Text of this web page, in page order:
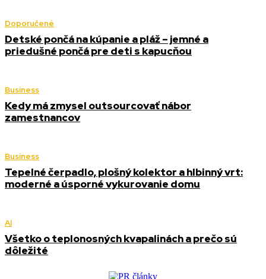
Doporučené
Detské pončá na kúpanie a pláž – jemné a
priedušné pončá pre deti s kapucňou
Business
Kedy má zmysel outsourcovať nábor
zamestnancov
Business
Tepelné čerpadlo, plošný kolektor a hlbinný vrt:
moderné a úsporné vykurovanie domu
AI
Všetko o teplonosných kvapalinách a prečo sú
dôležité